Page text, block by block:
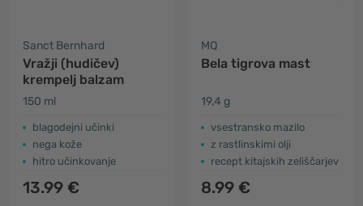
Sanct Bernhard
Vražji (hudičev)
krempelj balzam
150 ml
blagodejni učinki
nega kože
hitro učinkovanje
13.99 €
MQ
Bela tigrova mast
19,4 g
vsestransko mazilo
z rastlinskimi olji
recept kitajskih zeliščarjev
8.99 €